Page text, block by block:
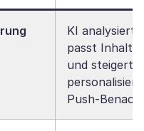
KI analysiert
passt Inhalte
und steigert
Push-